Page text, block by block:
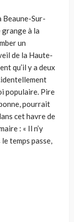
Beaune-Sur-
à la
un
de la Haute-
qu’il y a deux
populaire. Pire
pourrait
cet havre de
: « Il n’y
temps passe,